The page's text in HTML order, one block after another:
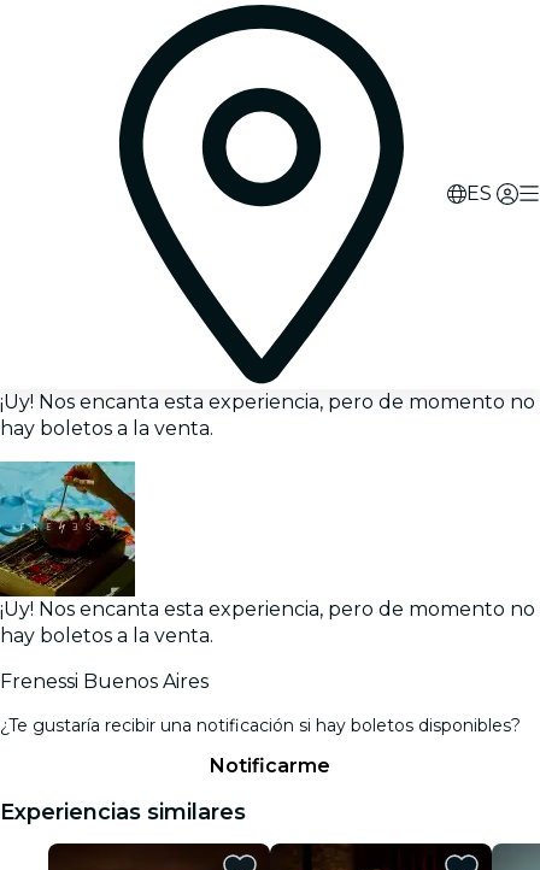
ES
¡Uy! Nos encanta esta experiencia, pero de momento no
hay boletos a la venta.
¡Uy! Nos encanta esta experiencia, pero de momento no
hay boletos a la venta.
Frenessi Buenos Aires
¿Te gustaría recibir una notificación si hay boletos disponibles?
Notificarme
Experiencias similares